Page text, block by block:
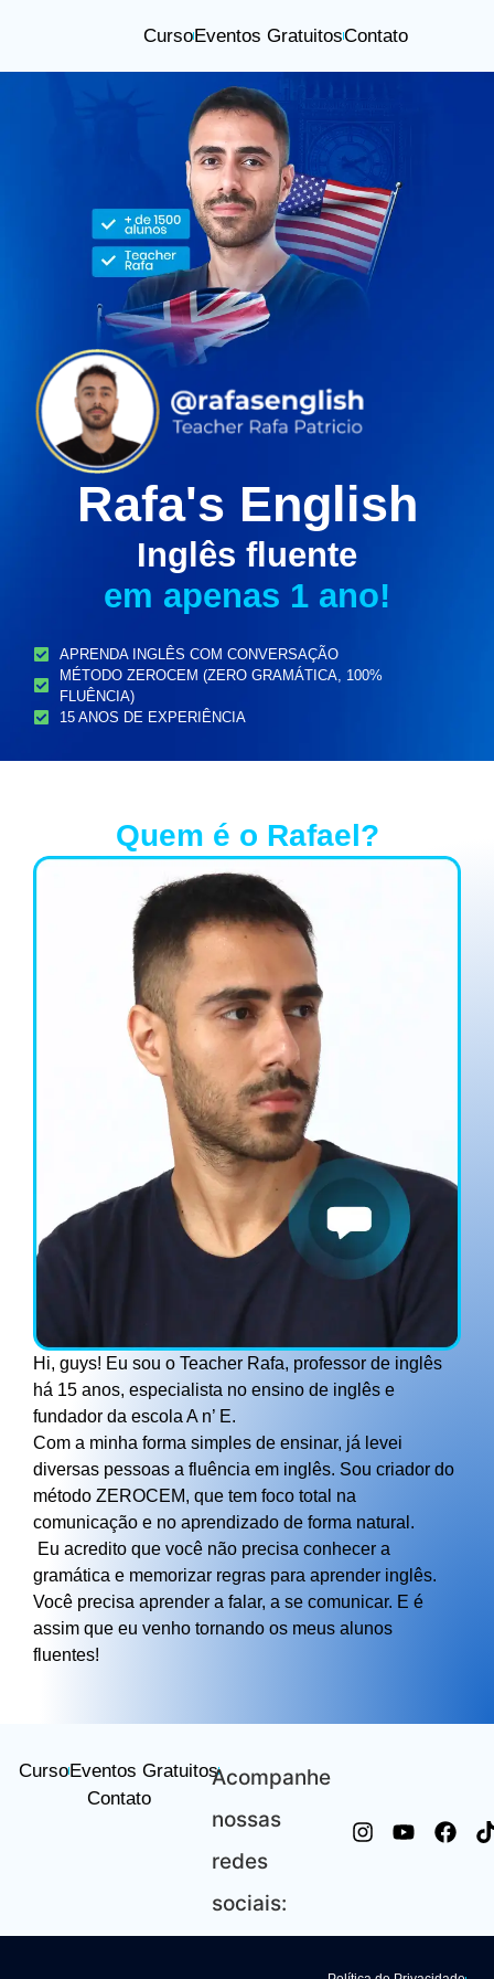
CursoEventos GratuitosContato
Rafa's English
Inglês fluente
em apenas 1 ano!
APRENDA INGLÊS COM CONVERSAÇÃO
MÉTODO ZEROCEM (ZERO GRAMÁTICA, 100%
FLUÊNCIA)
15 ANOS DE EXPERIÊNCIA
Quem é o Rafael?
Hi, guys! Eu sou o Teacher Rafa, professor de inglês
há 15 anos, especialista no ensino de inglês e
fundador da escola A n’ E.
Com a minha forma simples de ensinar, já levei
diversas pessoas a fluência em inglês. Sou criador do
método ZEROCEM, que tem foco total na
comunicação e no aprendizado de forma natural.
Eu acredito que você não precisa conhecer a
gramática e memorizar regras para aprender inglês.
Você precisa aprender a falar, a se comunicar. E é
assim que eu venho tornando os meus alunos
fluentes!
CursoEventos Gratuitos
Contato
Acompanhe
nossas
redes
sociais: